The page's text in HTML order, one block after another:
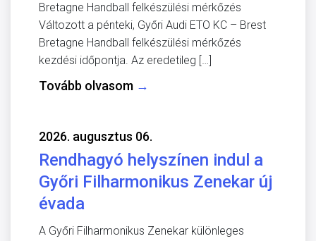
Bretagne Handball felkészülési mérkőzés
Változott a pénteki, Győri Audi ETO KC – Brest
Bretagne Handball felkészülési mérkőzés
kezdési időpontja. Az eredetileg […]
Tovább olvasom →
2026. augusztus 06.
Rendhagyó helyszínen indul a
Győri Filharmonikus Zenekar új
évada
A Győri Filharmonikus Zenekar különleges